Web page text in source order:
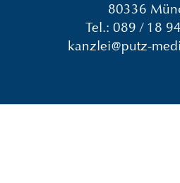
80336
Tel.:089 / 18
kanzlei@putz-